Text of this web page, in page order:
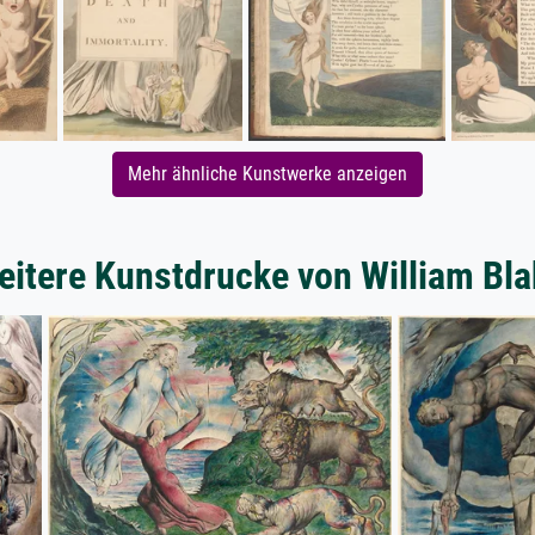
Mehr ähnliche Kunstwerke anzeigen
Kunstdrucke von William